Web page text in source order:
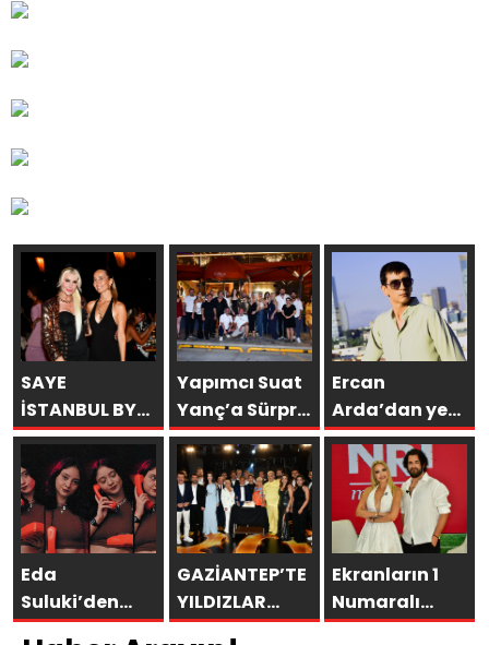
SAYE
İSTANBUL BY
ARAKİ
GÖRKEMLİ BİR
AÇILIŞLA
KAPILARINI
AÇTI!
Yapımcı Suat
Yanç’a Sürpriz
Doğum Günü
Kutlaması!
Ercan
Arda’dan yeni
tekli… ‘Bu
sevda bitmez’
Eda
Suluki’den
Yeni Tekli:
GAZİANTEP’TE
YILDIZLAR
GEÇİDİ:
Ekranların 1
Numaralı
programı NR1